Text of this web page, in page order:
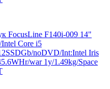
FocusLine F140i-009 14"
Core i5
noDVD/Int:Intel Iris
war 1y/1.49kg/Space